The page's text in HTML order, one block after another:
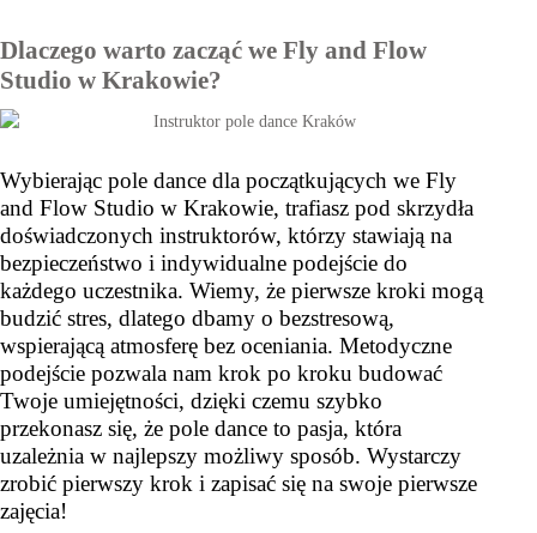
Wybierając pole dance dla początkujących we Fly
and Flow Studio w Krakowie, trafiasz pod skrzydła
doświadczonych instruktorów, którzy stawiają na
bezpieczeństwo i indywidualne podejście do
każdego uczestnika. Wiemy, że pierwsze kroki mogą
budzić stres, dlatego dbamy o bezstresową,
wspierającą atmosferę bez oceniania. Metodyczne
podejście pozwala nam krok po kroku budować
Twoje umiejętności, dzięki czemu szybko
przekonasz się, że pole dance to pasja, która
uzależnia w najlepszy możliwy sposób. Wystarczy
zrobić pierwszy krok i zapisać się na swoje pierwsze
zajęcia!
Dlaczego warto zacząć we Fly and Flow
Studio w Krakowie?